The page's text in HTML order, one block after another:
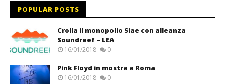
POPULAR POSTS
Crolla il monopolio Siae con alleanza
Soundreef – LEA
16/01/2018 0
Pink Floyd in mostra a Roma
16/01/2018 0